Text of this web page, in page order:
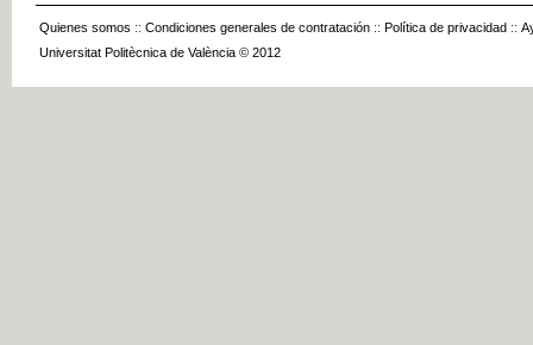
Quienes somos :: Condiciones generales de contratación :: Política de privacidad ::
Universitat Politècnica de València © 2012